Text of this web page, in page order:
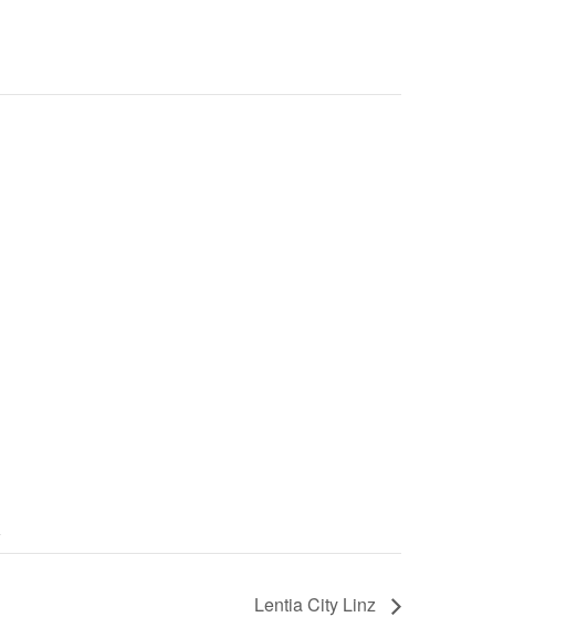
Lentia City Linz